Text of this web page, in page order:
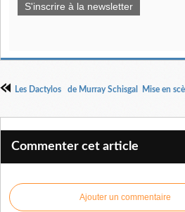
S'inscrire à la newsletter
Commenter cet article
Ajouter un commentaire